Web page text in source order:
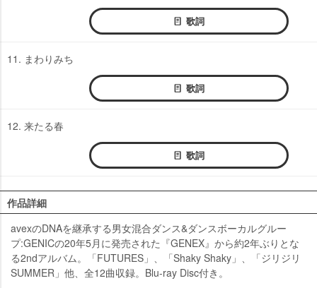
歌詞
11. まわりみち
歌詞
12. 来たる春
歌詞
作品詳細
avexのDNAを継承する男女混合ダンス&ダンスボーカルグルー
プ:GENICの20年5月に発売された『GENEX』から約2年ぶりとな
る2ndアルバム。「FUTURES」、「Shaky Shaky」、「ジリジリ
SUMMER」他、全12曲収録。Blu-ray Disc付き。